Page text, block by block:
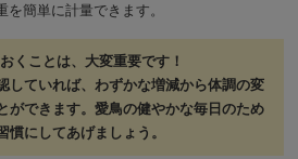
簡単に計量できます。
くことは、大変重要です！
していれば、わずかな増減から体調の変
ができます。愛鳥の健やかな毎日のため
慣にしてあげましょう。